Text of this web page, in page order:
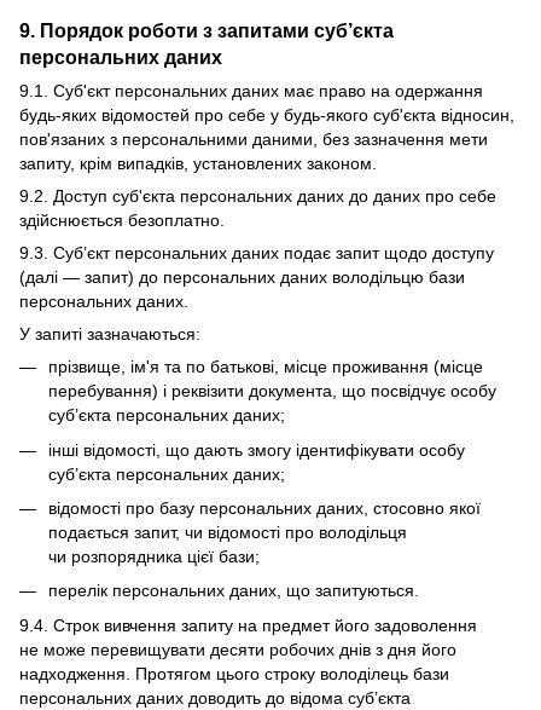
9. Порядок роботи з запитами суб’єкта
персональних даних
9.1. Суб'єкт персональних даних має право на одержання
будь-яких відомостей про себе у будь-якого суб'єкта відносин,
пов'язаних з персональними даними, без зазначення мети
запиту, крім випадків, установлених законом.
9.2. Доступ суб'єкта персональних даних до даних про себе
здійснюється безоплатно.
9.3. Суб’єкт персональних даних подає запит щодо доступу
(далі — запит) до персональних даних володільцю бази
персональних даних.
У запиті зазначаються:
прізвище, ім'я та по батькові, місце проживання (місце
перебування) і реквізити документа, що посвідчує особу
суб’єкта персональних даних;
інші відомості, що дають змогу ідентифікувати особу
суб’єкта персональних даних;
відомості про базу персональних даних, стосовно якої
подається запит, чи відомості про володільця
чи розпорядника цієї бази;
перелік персональних даних, що запитуються.
9.4. Строк вивчення запиту на предмет його задоволення
не може перевищувати десяти робочих днів з дня його
надходження. Протягом цього строку володілець бази
персональних даних доводить до відома суб’єкта